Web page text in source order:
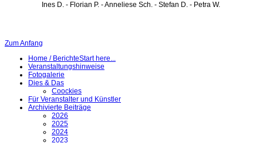
Ines D. - Florian P. - Anneliese Sch. - Stefan D. - Petra W.
Zum Anfang
Home / BerichteStart here...
Veranstaltungshinweise
Fotogalerie
Dies & Das
Coockies
Für Veranstalter und Künstler
Archivierte Beiträge
2026
2025
2024
2023